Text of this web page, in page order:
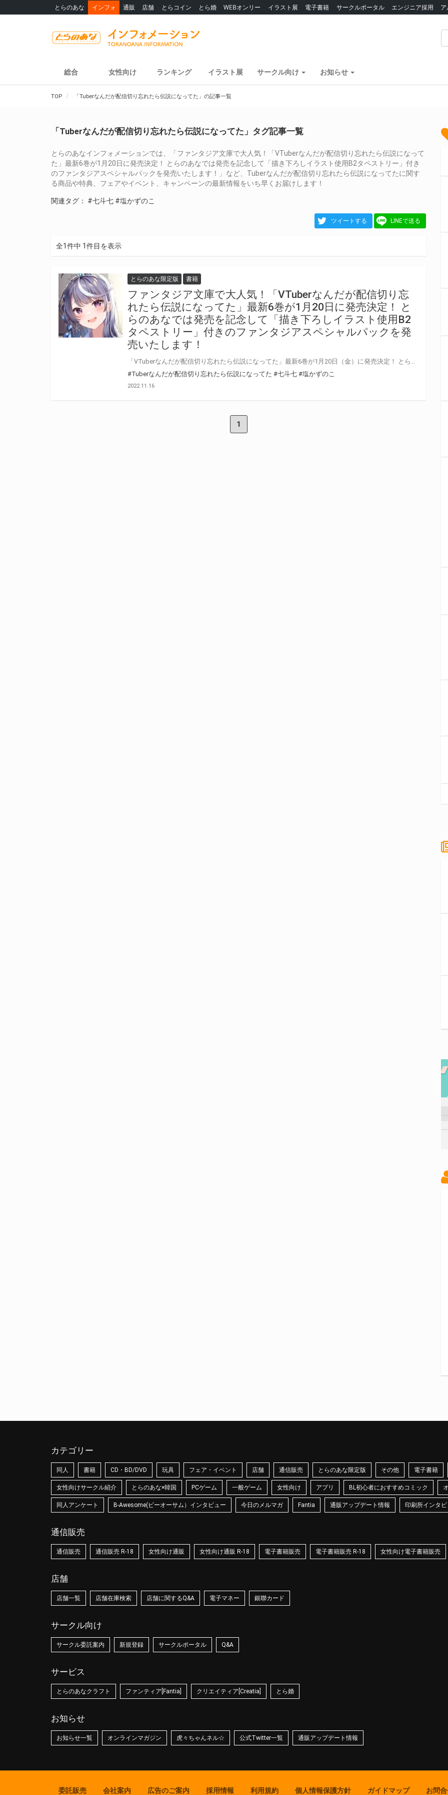
とらのあな インフォ 通販 店舗 とらコイン とら婚 WEBオンリー イラスト展 電子書籍 サークルポータル エンジニア採用
総合 女性向け ランキング イラスト展 サークル向け お知らせ
TOP 「Tuberなんだが配信切り忘れたら伝説になってた」の記事一覧
「Tuberなんだが配信切り忘れたら伝説になってた」タグ記事一覧
とらのあなインフォメーションでは、「ファンタジア文庫で大人気！「VTuberなんだが配信切り忘れたら伝説になって
た」最新6巻が1月20日に発売決定！ とらのあなでは発売を記念して「描き下ろしイラスト使用B2タペストリー」付き
のファンタジアスペシャルパックを発売いたします！」など、Tuberなんだが配信切り忘れたら伝説になってたに関す
る商品や特典、フェアやイベント、キャンペーンの最新情報をいち早くお届けします！
関連タグ： #七斗七 #塩かずのこ
ツイートする LINEで送る
全1件中 1件目を表示
とらのあな限定版 書籍
ファンタジア文庫で大人気！「VTuberなんだが配信切り忘
れたら伝説になってた」最新6巻が1月20日に発売決定！ と
らのあなでは発売を記念して「描き下ろしイラスト使用B2
タペストリー」付きのファンタジアスペシャルパックを発
売いたします！
#Tuberなんだが配信切り忘れたら伝説になってた #七斗七 #塩かずのこ
2022.11.16
1
カテゴリー
同人 書籍 CD・BD/DVD 玩具 フェア・イベント 店舗 通信販売 とらのあな限定版 その他 電子書籍
女性向けサークル紹介 とらのあな×韓国 PCゲーム 一般ゲーム 女性向け アプリ BL初心者におすすめコミック
同人アンケート B-Awesome(ビーオーサム）インタビュー 今日のメルマガ Fantia 通販アップデート情報 印刷所インタ
通信販売
通信販売 通信販売 R-18 女性向け通販 女性向け通販 R-18 電子書籍販売 電子書籍販売 R-18 女性向け電子書籍販売
店舗
店舗一覧 店舗在庫検索 店舗に関するQ&A 電子マネー 銀聯カード
サークル向け
サークル委託案内 新規登録 サークルポータル Q&A
サービス
とらのあなクラフト ファンティア[Fantia] クリエイティア[Creatia] とら婚
お知らせ
お知らせ一覧 オンラインマガジン 虎々ちゃんネル☆ 公式Twitter一覧 通販アップデート情報
委託販売 会社案内 広告のご案内 採用情報 利用規約 個人情報保護方針 ガイドマップ お問